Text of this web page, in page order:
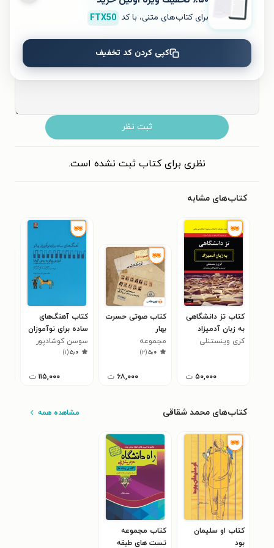
۱ ۲ ۳ ۴ ۵
ثبت نظر
نظری برای کتاب ثبت نشده است.
کتاب‌های مشابه
کتاب تز دانشگاهی
به زبان آدمیزاد
کری وینستنلی
۵۰,۰۰۰ ت
کتاب صوتی حسرت
بهار
مجموعه
نويسندگان
۵٫۰(۲)
۶۸,۰۰۰ ت
کتاب آهنگ‌های
ساده برای نوآموزان
پیانو، جلد سوم؛
باورن بارونه
سوسن کوشادپور
۵٫۰(۱)
۱۱۵,۰۰۰ ت
کتاب‌های محمد شقاقی مشاهده همه
کتاب او سلیمان
بود
کتاب مجموعه
تست های طبقه
برای کتاب‌های متنی، با کد FTX50
کپی کردن کد تخفیف